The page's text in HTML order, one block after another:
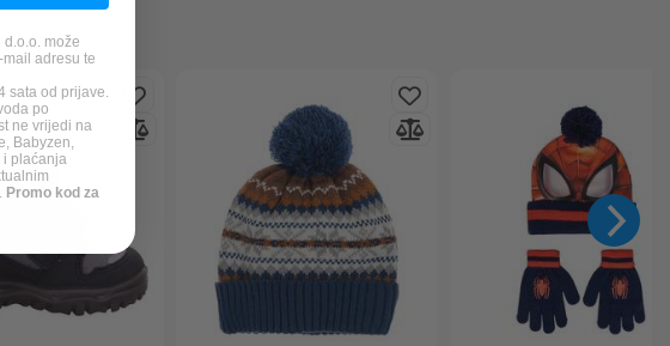
može
adresu te
sata od prijave.
po
ne vrijedi na
Babyzen,
i plaćanja
Promo kod za